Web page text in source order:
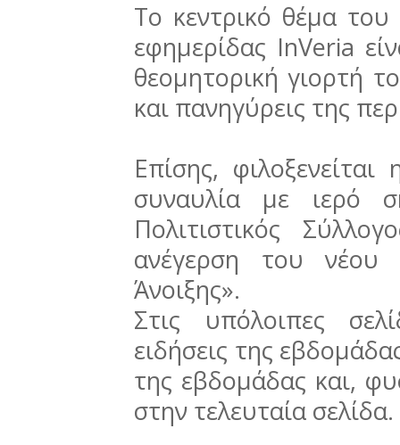
Το κεντρικό θέμα
εφημερίδας InVeria
θεομητορική γιορτή
και πανηγύρεις της
Επίσης,
συναυλία με ιερό
Πολιτιστικός
ανέγερση του
Άνοιξης».
Στις υπόλοιπες
ειδήσεις της
της εβδομάδας και,
στην τελευταία σελίδα.